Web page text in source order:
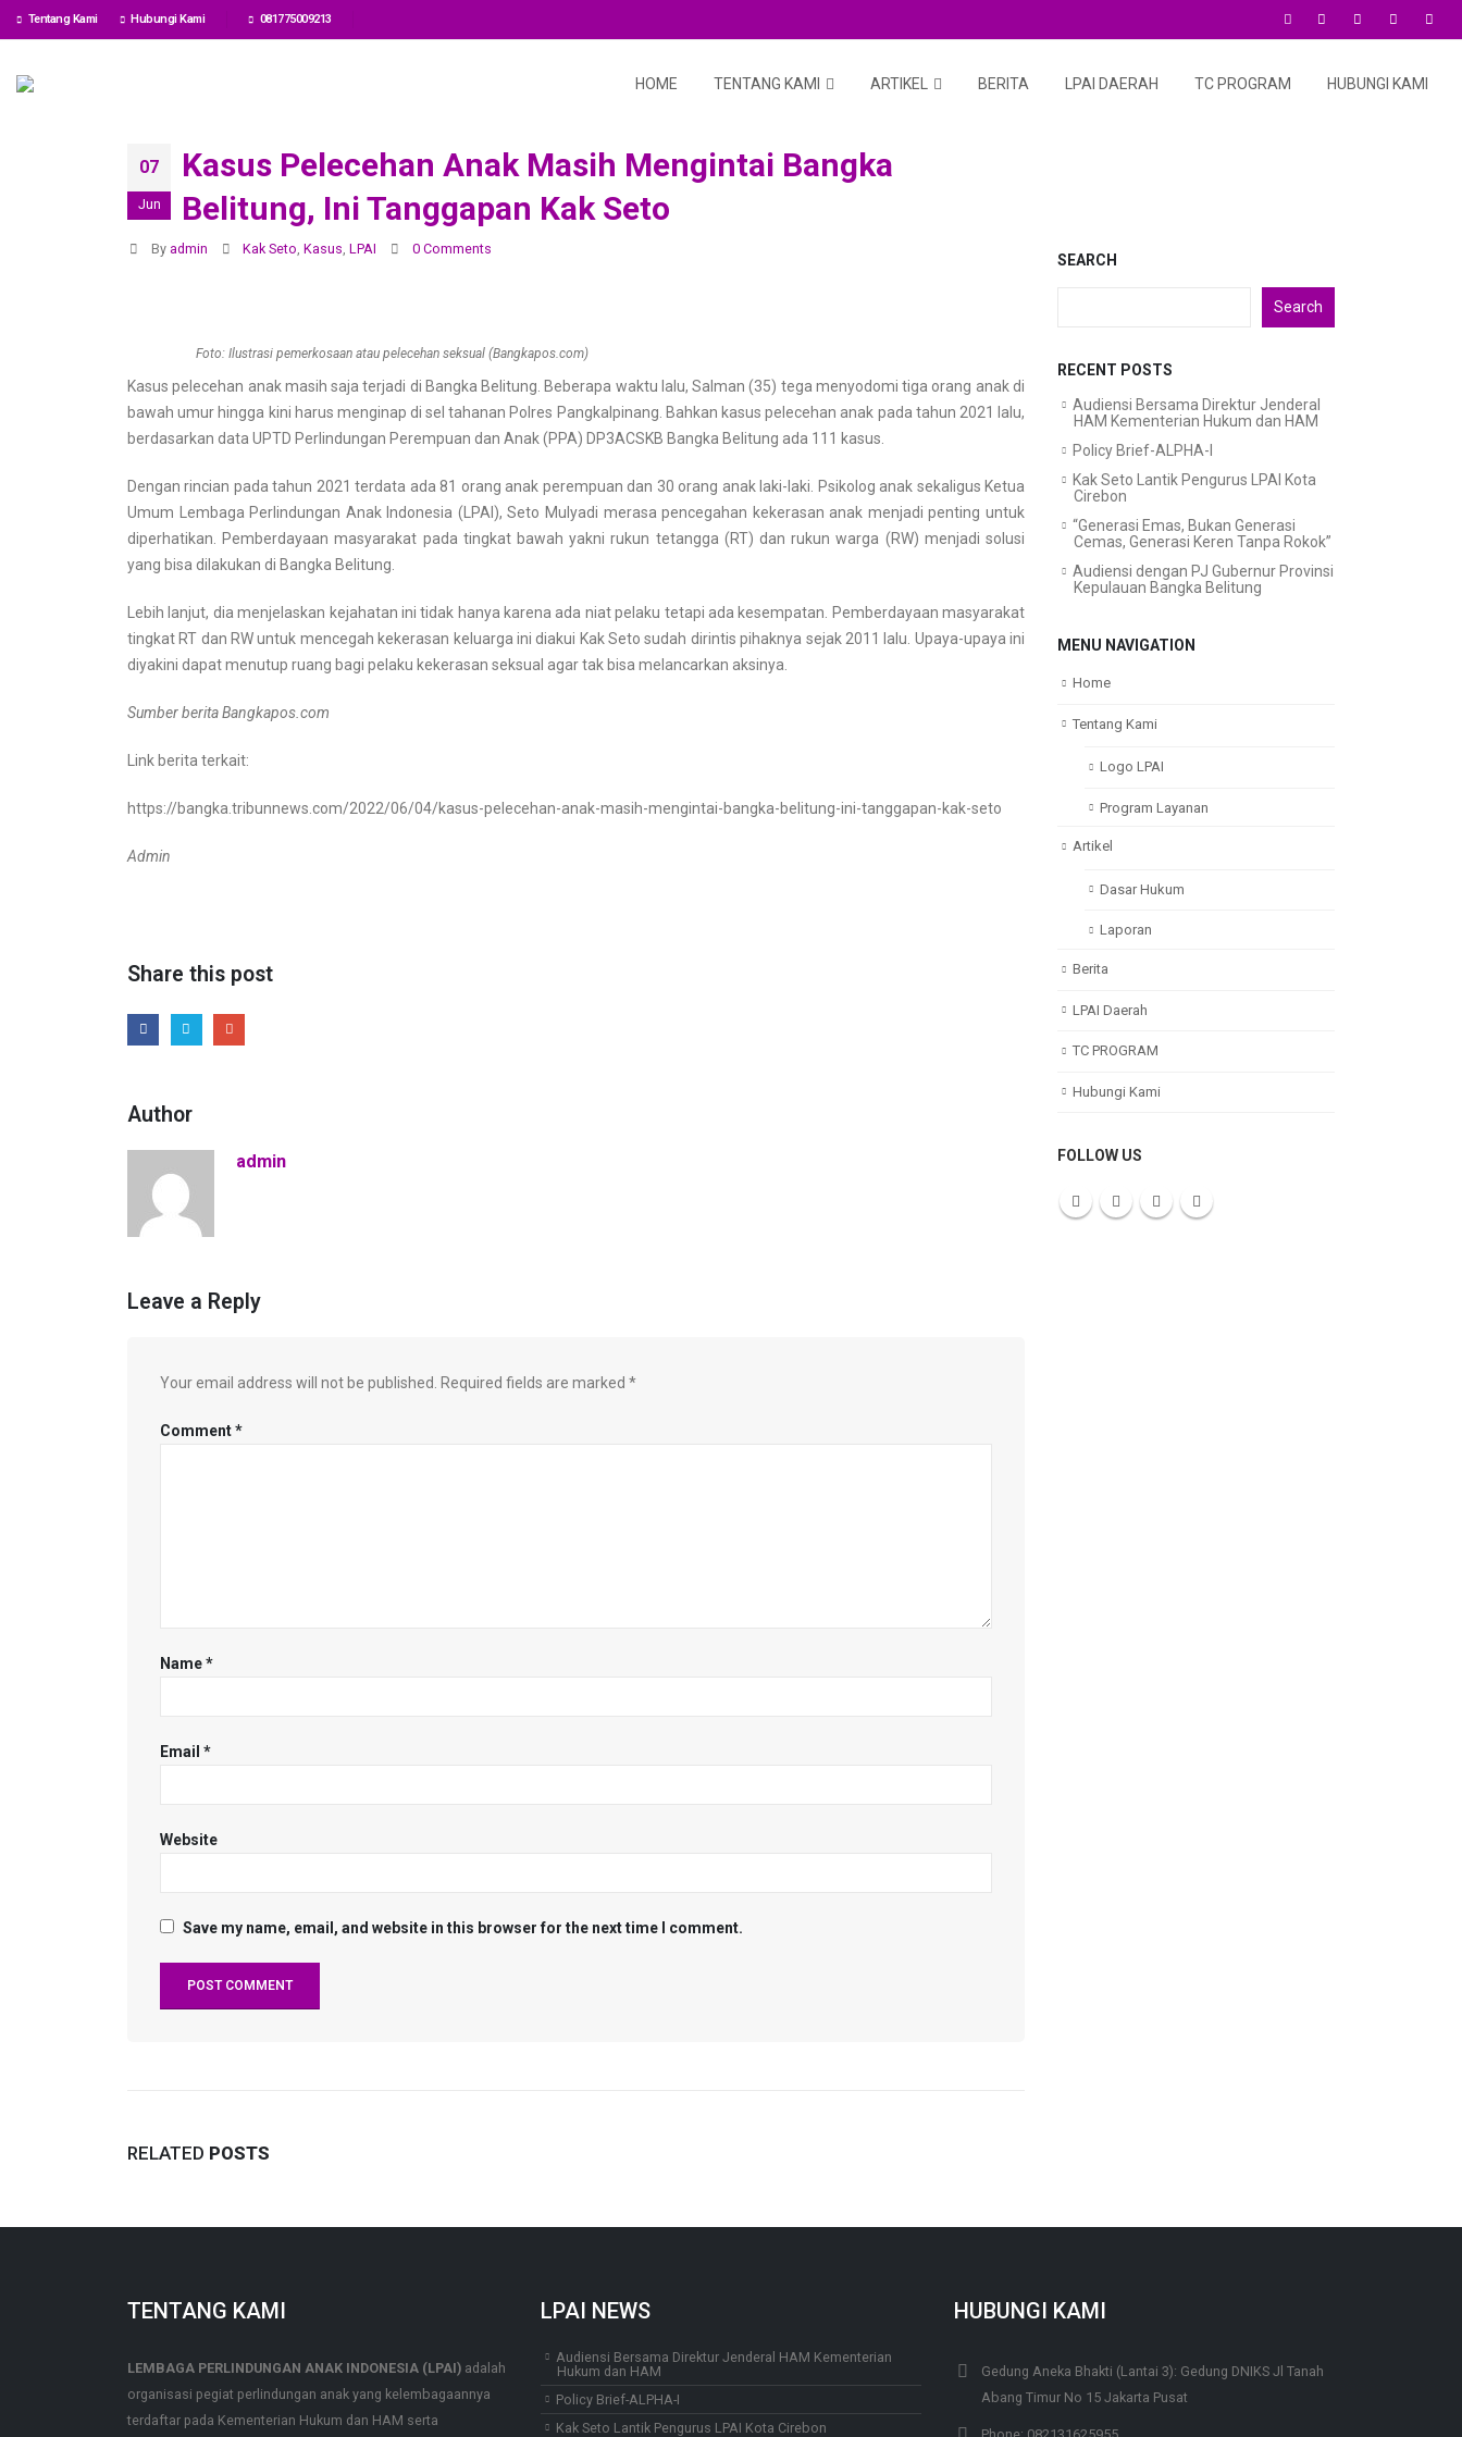
Tentang Kami Hubungi Kami ‎081775009213
HOME TENTANG KAMI ARTIKEL BERITA LPAI DAERAH TC PROGRAM HUBUNGI KAMI
07
Jun
Kasus Pelecehan Anak Masih Mengintai Bangka
Belitung, Ini Tanggapan Kak Seto
By admin Kak Seto,Kasus,LPAI 0 Comments
Foto: Ilustrasi pemerkosaan atau pelecehan seksual (Bangkapos.com)
Kasuspelecehan anakmasih saja terjadi di Bangka Belitung Beberapa waktu lalu, Salman (35) tega menyodomi tiga orang anak di
bawah umur hingga kini harus menginap di sel tahanan Polres Pangkalpinang. Bahkan kasuspelecehan anak pada tahun 2021 lalu,
berdasarkan data UPTD Perlindungan Perempuan dan Anak (PPA) DP3ACSKB Bangka Belitung ada 111 kasus.
Dengan rincian pada tahun 2021 terdata ada 81 orang anak perempuan dan 30 orang anak laki-laki.
Psikolog anak sekaligus Ketua
Umum Lembaga Perlindungan Anak Indonesia (LPAI), Seto Mulyadi merasa pencegahan kekerasan anak menjadi penting untuk
diperhatikan.
Pemberdayaan masyarakat pada tingkat bawah yakni rukun tetangga (RT) dan rukun warga (RW) menjadi solusi
yang bisa dilakukan di Bangka Belitung
Lebih lanjut, dia menjelaskan kejahatan ini tidak hanya karena ada niat pelaku tetapi ada kesempatan.
Pemberdayaan masyarakat
tingkat RT dan RW untuk mencegah kekerasan keluarga ini diakui Kak Seto sudah dirintis pihaknya sejak 2011 lalu. Upaya-upaya ini
diyakini dapat menutup ruang bagi pelaku kekerasan seksual agar tak bisa melancarkan aksinya.
Sumber berita Bangkapos.com
Link berita terkait:
https://bangka.tribunnews.com/2022/06/04/kasus-pelecehan-anak-masih-mengintai-bangka-belitung-ini-tanggapan-kak-seto
Admin
Share this post
Author
admin
Leave a Reply
Your email address will not be published. Required fields are marked *
Comment*
Name*
Email *
Website
Save my name, email, and website in this browser for the next time I comment.
RELATED POSTS
SEARCH
Search
RECENT POSTS
Audiensi Bersama Direktur Jenderal
HAM Kementerian Hukum dan HAM
Policy Brief-ALPHA-I
Kak Seto Lantik Pengurus LPAI Kota
Cirebon
“Generasi Emas, Bukan Generasi
Cemas, Generasi Keren Tanpa Rokok”
Audiensi dengan PJ Gubernur Provinsi
Kepulauan Bangka Belitung
MENU NAVIGATION
Home
Tentang Kami
Logo LPAI
Program Layanan
Artikel
Dasar Hukum
Laporan
Berita
LPAI Daerah
TC PROGRAM
Hubungi Kami
FOLLOW US
TENTANG KAMI
LEMBAGA PERLINDUNGAN ANAK INDONESIA (LPAI) adalah
organisasi pegiat perlindungan anak yang kelembagaannya
terdaftar pada Kementerian Hukum dan HAM serta
LPAI NEWS
Audiensi Bersama Direktur Jenderal HAM Kementerian
Hukum dan HAM
Policy Brief-ALPHA-I
Kak Seto Lantik Pengurus LPAI Kota Cirebon
HUBUNGI KAMI
Gedung Aneka Bhakti (Lantai 3): Gedung DNIKS Jl Tanah
Abang Timur No 15 Jakarta Pusat